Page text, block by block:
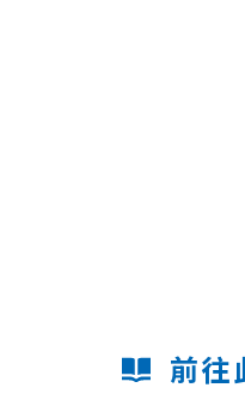
前往